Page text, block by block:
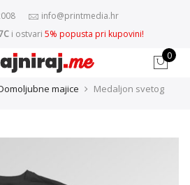
info@printmedia.hr
i ostvari 5% popusta pri kupovini!
0
majice Medaljon svetog